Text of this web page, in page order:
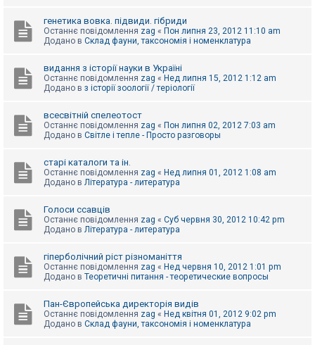
генетика вовка. підвиди. гібриди
Останнє повідомлення zag « Пон липня 23, 2012 11:10 am
Додано в Склад фауни, таксономія і номенклатура
видання з історії науки в Україні
Останнє повідомлення zag « Нед липня 15, 2012 1:12 am
Додано в з історії зоології / теріології
всесвітній спелеотост
Останнє повідомлення zag « Пон липня 02, 2012 7:03 am
Додано в Світле і тепле - Просто разговоры
старі каталоги та ін.
Останнє повідомлення zag « Нед липня 01, 2012 1:08 am
Додано в Література - литература
Голоси ссавців
Останнє повідомлення zag « Суб червня 30, 2012 10:42 pm
Додано в Література - литература
гіперболічний ріст різноманіття
Останнє повідомлення zag « Нед червня 10, 2012 1:01 pm
Додано в Теоретичні питання - теоретические вопросы
Пан-Європейська директорія видів
Останнє повідомлення zag « Нед квітня 01, 2012 9:02 pm
Додано в Склад фауни, таксономія і номенклатура